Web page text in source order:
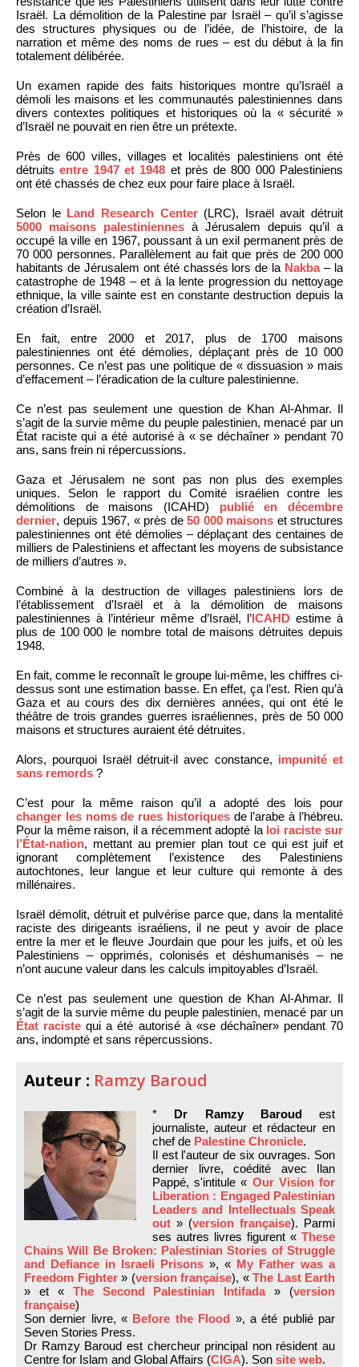
Israël. La démolition de la Palestine par Israël – qu’il s’agisse
des structures physiques ou de l’idée, de l’histoire, de la
narration et même des noms de rues – est du début à la fin
totalement délibérée.
Un examen rapide des faits historiques montre qu’Israël a
démoli les maisons et les communautés palestiniennes dans
divers contextes politiques et historiques où la « sécurité »
d’Israël ne pouvait en rien être un prétexte.
Près de 600 villes, villages et localités palestiniens ont été
détruitsentre 1947 et 1948 et près de 800 000 Palestiniens
ont été chassés de chez eux pour faire place à Israël.
Selon le Land Research Center(LRC), Israël avait détruit
5000 maisons palestiniennes à Jérusalem depuis qu’il a
occupé la ville en 1967, poussant à un exil permanent près de
70 000 personnes. Parallèlement au fait que près de 200 000
habitants de Jérusalem ont été chassés lors de la Nakba– la
catastrophe de 1948 – et à la lente progression du nettoyage
ethnique, la ville sainte est en constante destruction depuis la
création d’Israël.
En fait, entre 2000 et 2017, plus de 1700 maisons
palestiniennes ont été démolies, déplaçant près de 10 000
personnes. Ce n’est pas une politique de « dissuasion » mais
d’effacement – l’éradication de la culture palestinienne.
Ce n’est pas seulement une question de Khan Al-Ahmar. Il
s’agit de la survie même du peuple palestinien, menacé par un
État raciste qui a été autorisé à « se déchaîner » pendant 70
ans, sans frein ni répercussions.
Gaza et Jérusalem ne sont pas non plus des exemples
uniques. Selon le rapport du Comité israélien contre les
démolitions de maisons (ICAHD) publié en décembre
dernier, depuis 1967, « près de 50 000 maisons et structures
palestiniennes ont été démolies – déplaçant des centaines de
milliers de Palestiniens et affectant les moyens de subsistance
de milliers d’autres ».
Combiné à la destruction de villages palestiniens lors de
l’établissement d’Israël et à la démolition de maisons
palestiniennes à l’intérieur même d’Israël, l’ICAHDestime à
plus de 100 000 le nombre total de maisons détruites depuis
1948.
En fait, comme le reconnaît le groupe lui-même, les chiffres ci-
dessus sont une estimation basse. En effet, ça l’est. Rien qu’à
Gaza et au cours des dix dernières années, qui ont été le
théâtre de trois grandes guerres israéliennes, près de 50 000
maisons et structures auraient été détruites.
Alors, pourquoi Israël détruit-il avec constance, impunité et
sans remords ?
C’est pour la même raison qu’il a adopté des lois pour
changer les noms de rues historiquesde l’arabe à l’hébreu.
Pour la même raison, il a récemment adopté la loi raciste sur
l’État-nation, mettant au premier plan tout ce qui est juif et
ignorant complètement l’existence des Palestiniens
autochtones, leur langue et leur culture qui remonte à des
millénaires.
Israël démolit, détruit et pulvérise parce que, dans la mentalité
raciste des dirigeants israéliens, il ne peut y avoir de place
entre la mer et le fleuve Jourdain que pour les juifs, et où les
Palestiniens – opprimés, colonisés et déshumanisés – ne
n’ont aucune valeur dans les calculs impitoyables d’Israël.
Ce n’est pas seulement une question de Khan Al-Ahmar. Il
s’agit de la survie même du peuple palestinien, menacé par un
État raciste qui a été autorisé à «se déchaîner» pendant 70
ans, indompté et sans répercussions.
Auteur : Ramzy Baroud
* Dr Ramzy Baroudest
journaliste, auteur et rédacteur en
chef de Palestine Chronicle.
Il est l'auteur de six ouvrages. Son
dernier livre, coédité avec Ilan
Pappé, s'intitule « Our Vision for
Liberation : Engaged Palestinian
Leaders and Intellectuals Speak
out » (version française). Parmi
ses autres livres figurent « These
Chains Will Be Broken: Palestinian Stories of Struggle
and Defiance in Israeli Prisons », « My Father was a
Freedom Fighter» (version française), « The Last Earth
» et « The Second Palestinian Intifada» (version
française)
Son dernier livre, « Before the Flood », a été publié par
Seven Stories Press.
Dr Ramzy Baroud est chercheur principal non résident au
Centre for Islam and Global Affairs (CIGA). Son site web.